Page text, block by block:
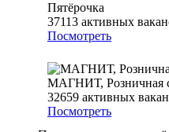
Пятёрочка
37113 активных
Посмотреть
МАГНИТ, Розничная
32659 активных
Посмотреть